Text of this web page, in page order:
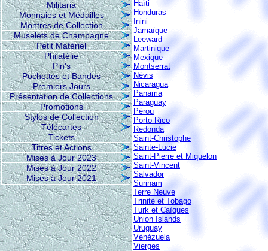
Militaria
Monnaies et Médailles
Montres de Collection
Muselets de Champagne
Petit Matériel
Philatélie
Pin's
Pochettes et Bandes
Premiers Jours
Présentation de Collections
Promotions
Stylos de Collection
Télécartes
Tickets
Titres et Actions
Mises à Jour 2023
Mises à Jour 2022
Mises à Jour 2021
Haïti
Honduras
Inini
Jamaïque
Leeward
Martinique
Mexique
Montserrat
Névis
Nicaragua
Panama
Paraguay
Pérou
Porto Rico
Redonda
Saint-Christophe
Sainte-Lucie
Saint-Pierre et Miquelon
Saint-Vincent
Salvador
Surinam
Terre Neuve
Trinité et Tobago
Turk et Caïques
Union Islands
Uruguay
Vénézuela
Vierges